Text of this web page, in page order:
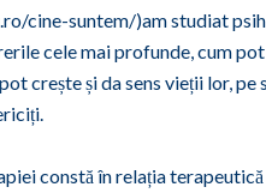
cine-suntem/)am studiat
cele mai profunde, cum pot
crește și da sens vieții lor, pe
constă în relația terapeutică